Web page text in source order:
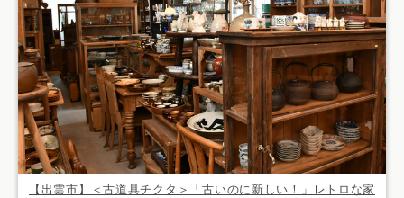
【出雲市】＜古道具チクタ＞「古いのに新しい！」レトロな家